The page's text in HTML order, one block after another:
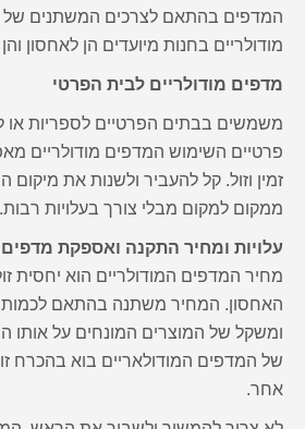
המדפים בהתאם לצרכים המשתנים של
מודולריים בחנות מיועדים הן לאחסון
מדפים מודולריים לבית הפרטי
משמשים בבתים הפרטיים לספריות או
פרטיים השימוש המדפים מודולריים
זמין וזול. קל להעביר ולשנות את
ממקום למקום מבלי צורך בעלויות רבות.
עלויות ומחיר התקנה ואספקת מדפים
מחיר המדפים המודולריים הוא יחסית
האחסון. המחיר משתנה בהתאם לכמות
ומשקל של המוצרים המונחים על
של המדפים המודולאריים בוא בהכרח
אחר.